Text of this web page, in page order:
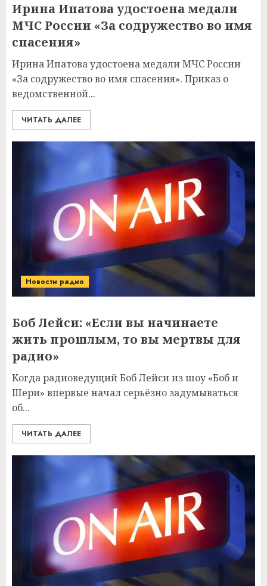
Ирина Ипатова удостоена медали
МЧС России «За содружество во имя
спасения»
Ирина Ипатова удостоена медали МЧС России
«За содружество во имя спасения». Приказ о
ведомственной...
ЧИТАТЬ ДАЛЕЕ
Новости радио
Боб Лейси: «Если вы начинаете
жить прошлым, то вы мертвы для
радио»
Когда радиоведущий Боб Лейси из шоу «Боб и
Шери» впервые начал серьёзно задумываться
об...
ЧИТАТЬ ДАЛЕЕ